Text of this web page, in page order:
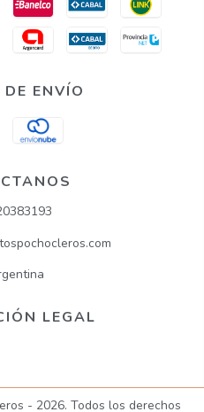
ENVÍO
LEGAL
- 2026. Todos los derechos